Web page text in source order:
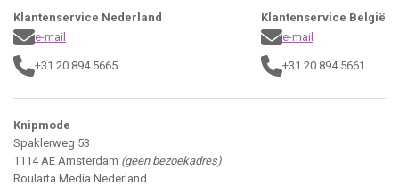
Klantenservice Nederland
e-mail
+31 20 894 5665
Klantenservice België
e-mail
+31 20 894 5661
Knipmode
Spaklerweg 53
1114 AE Amsterdam (geen bezoekadres)
Roularta Media Nederland